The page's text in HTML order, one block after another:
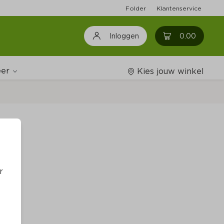
Folder Klantenservice
Inloggen 0.00 0
Kies jouw winkel